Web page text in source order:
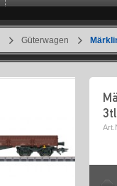
Güterwagen